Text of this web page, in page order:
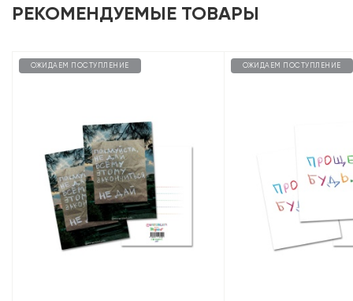
РЕКОМЕНДУЕМЫЕ ТОВАРЫ
ОЖИДАЕМ ПОСТУПЛЕНИЕ ОЖИДАЕМ ПОСТУПЛЕНИЕ